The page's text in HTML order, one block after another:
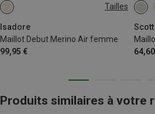
Tailles
Isadore
Maillot Debut Merino Air femme
99,95 €
M
Scott
S
Produits similaires à votre